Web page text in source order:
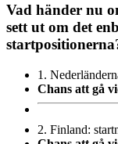
Vad händer nu
sett ut om det
1.
Chans att gå
2. Finland: